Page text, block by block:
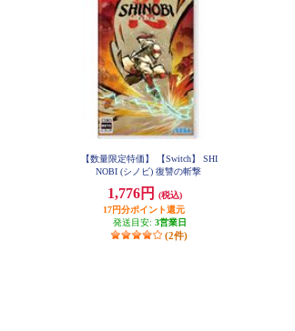
【数量限定特価】 【Switch】 SHI
NOBI (シノビ) 復讐の斬撃
1,776円
(税込)
17円分ポイント還元
発送目安: 3営業日
(2件)